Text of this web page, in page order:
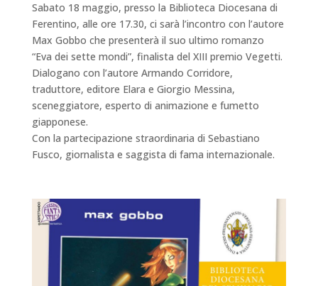
Sabato 18 maggio, presso la Biblioteca Diocesana di
Ferentino, alle ore 17.30, ci sarà l’incontro con l’autore
Max Gobbo che presenterà il suo ultimo romanzo
“Eva dei sette mondi”, finalista del XIII premio Vegetti.
Dialogano con l’autore Armando Corridore,
traduttore, editore Elara e Giorgio Messina,
sceneggiatore, esperto di animazione e fumetto
giapponese.
Con la partecipazione straordinaria di Sebastiano
Fusco, giornalista e saggista di fama internazionale.